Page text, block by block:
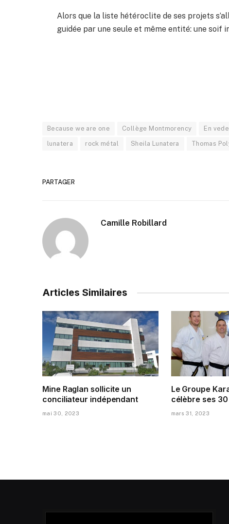
Alors que la liste hétéroclite de ses projets
guidée par une seule et même entité: une soif
Because we are one Collège Montmorency En
lunatera rock métal Sheila Lunatera Thomas
PARTAGER
Camille Robillard
Articles Similaires
Mine Raglan sollicite un
conciliateur indépendant
mai 30, 2023
Le Groupe
célèbre ses 30
mars 31, 2023